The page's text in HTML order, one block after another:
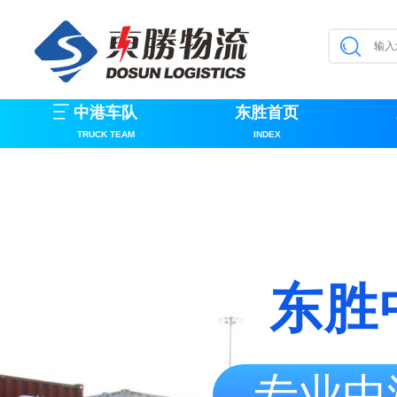
中港车队
TRUCK TEAM
东胜首页
INDEX
东胜